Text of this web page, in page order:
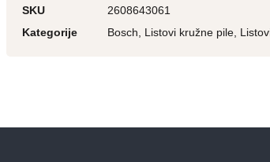
SKU
2608643061
Kategorije
Bosch Listovi kružne pile